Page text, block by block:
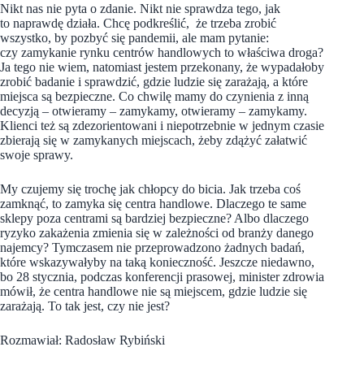
Nikt nas nie pyta o zdanie. Nikt nie sprawdza tego, jak
to naprawdę działa. Chcę podkreślić, że trzeba zrobić
wszystko, by pozbyć się pandemii, ale mam pytanie:
czy zamykanie rynku centrów handlowych to właściwa droga?
Ja tego nie wiem, natomiast jestem przekonany, że wypadałoby
zrobić badanie i sprawdzić, gdzie ludzie się zarażają, a które
miejsca są bezpieczne. Co chwilę mamy do czynienia z inną
decyzją – otwieramy – zamykamy, otwieramy – zamykamy.
Klienci też są zdezorientowani i niepotrzebnie w jednym czasie
zbierają się w zamykanych miejscach, żeby zdążyć załatwić
swoje sprawy.
My czujemy się trochę jak chłopcy do bicia. Jak trzeba coś
zamknąć, to zamyka się centra handlowe. Dlaczego te same
sklepy poza centrami są bardziej bezpieczne? Albo dlaczego
ryzyko zakażenia zmienia się w zależności od branży danego
najemcy? Tymczasem nie przeprowadzono żadnych badań,
które wskazywałyby na taką konieczność. Jeszcze niedawno,
bo 28 stycznia, podczas konferencji prasowej, minister zdrowia
mówił, że centra handlowe nie są miejscem, gdzie ludzie się
zarażają. To tak jest, czy nie jest?
Rozmawiał: Radosław Rybiński